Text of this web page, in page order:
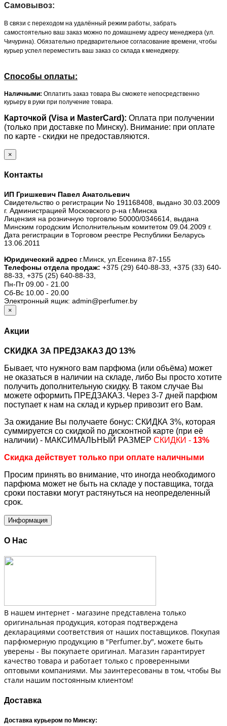
Самовывоз:
В связи с переходом на удалённый режим работы, забрать
самостоятельно ваш заказ можно по домашнему адресу менеджера (ул.
Чичурина). Обязательно предварительное согласование времени, чтобы
курьер успел переместить ваш заказ со склада к менеджеру.
Способы оплаты:
Наличными: Оплатить заказ товара Вы сможете непосредственно
курьеру в руки при получение товара.
Карточкой (Visa и MasterCard): Оплата при получении
(только при доставке по Минску). Внимание: при оплате
по карте - скидки не предоставляются.
×
Контакты
ИП Гришкевич Павел Анатольевич
Свидетельство о регистрации No 191168408, выдано 30.03.2009
г. Администрацией Московского р-на г.Минска
Лицензия на розничную торговлю 50000/0346614, выдана
Минским городским Исполнительным комитетом 09.04.2009 г.
Дата регистрации в Торговом реестре Республики Беларусь
13.06.2011
Юридический адрес г.Минск, ул.Есенина 87-155
Телефоны отдела продаж: +375 (29) 640-88-33, +375 (33) 640-
88-33, +375 (25) 640-88-33,
Пн-Пт 09.00 - 21.00
Сб-Вс 10.00 - 20.00
Электронный ящик: admin@perfumer.by
×
Акции
СКИДКА ЗА ПРЕДЗАКАЗ ДО 13%
Бывает, что нужного вам парфюма (или объёма) может
не оказаться в наличии на складе, либо Вы просто хотите
получить дополнительную скидку. В таком случае Вы
можете оформить ПРЕДЗАКАЗ. Через 3-7 дней парфюм
поступает к нам на склад и курьер привозит его Вам.
За ожидание Вы получаете бонус: СКИДКА 3%, которая
суммируется со скидкой по дисконтной карте (при её
наличии) - МАКСИМАЛЬНЫЙ РАЗМЕР СКИДКИ - 13%
Скидка действует только при оплате наличными
Просим принять во внимание, что иногда необходимого
парфюма может не быть на складе у поставщика, тогда
сроки поставки могут растянуться на неопределенный
срок.
Информация
О Нас
В нашем интернет - магазине представлена только
оригинальная продукция, которая подтверждена
декларациями соответствия от наших поставщиков. Покупая
парфюмерную продукцию в "Perfumer.by", можете быть
уверены - Вы покупаете оригинал. Магазин гарантирует
качество товара и работает только с проверенными
оптовыми компаниями. Мы заинтересованы в том, чтобы Вы
стали нашим постоянным клиентом!
Доставка
Доставка курьером по Минску: